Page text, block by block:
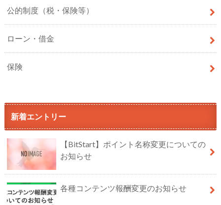
公的制度（税・保険等）
ローン・借金
保険
新着エントリー
【BitStart】ポイント名称変更についての
お知らせ
各種コンテンツ報酬変更のお知らせ